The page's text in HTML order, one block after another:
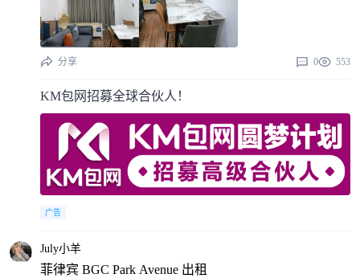
分享 0 553
KM包网招募全球合伙人！
广告
July小羊
菲律宾 BGC Park Avenue 出租